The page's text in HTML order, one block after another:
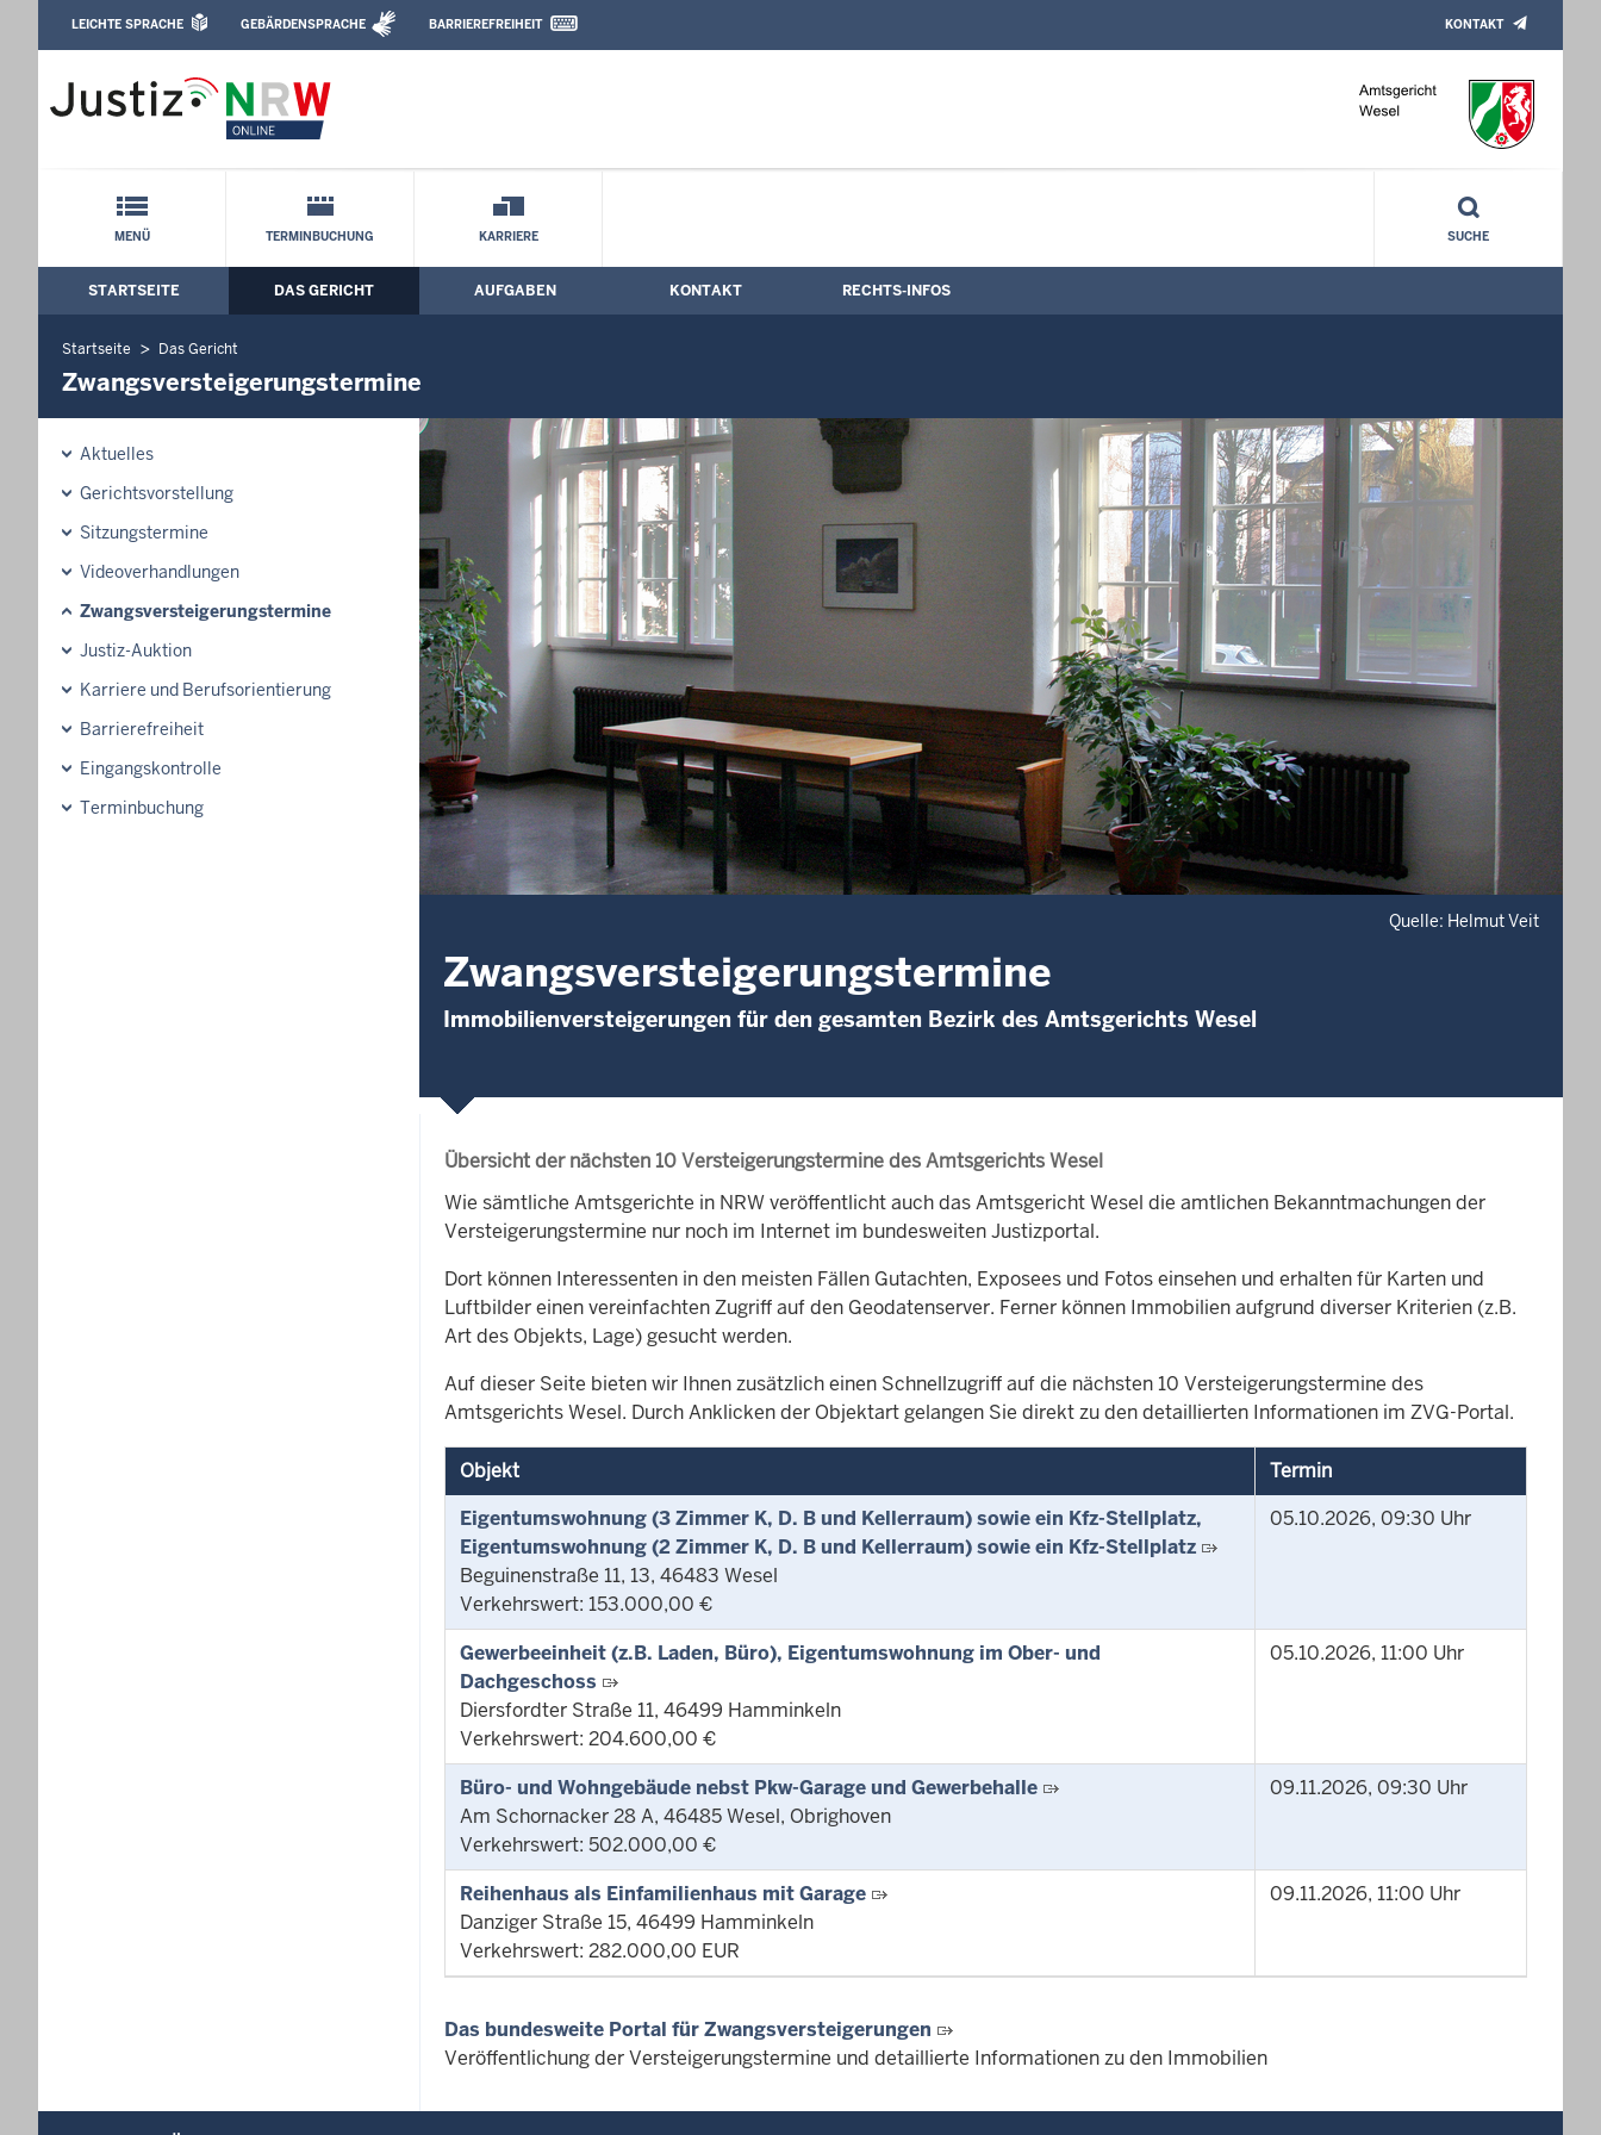
Amtsgericht Wesel: Zwangsversteigerungstermine
Leichte Sprache, Gebärdensprachenvideo und Kontaktformular
LEICHTE SPRACHE GEBÄRDENSPRACHE BARRIEREFREIHEIT KONTAKT
Schnellnavigation mit Volltext-Suche
MENÜ TERMINBUCHUNG KARRIERE SUCHE
Hauptmenü: Hauptnavigation
STARTSEITE DAS GERICHT AUFGABEN KONTAKT RECHTS-INFOS
Startseite Das Gericht
Zwangsversteigerungstermine
Aktuelles
Gerichtsvorstellung
Sitzungstermine
Videoverhandlungen
Zwangsversteigerungstermine
Justiz-Auktion
Karriere und Berufsorientierung
Barrierefreiheit
Eingangskontrolle
Terminbuchung
Quelle: Helmut Veit
Zwangsversteigerungstermine
Immobilienversteigerungen für den gesamten Bezirk des Amtsgerichts Wesel
Übersicht der nächsten 10 Versteigerungstermine des Amtsgerichts Wesel
Wie sämtliche Amtsgerichte in NRW veröffentlicht auch das Amtsgericht Wesel die amtlichen Bekanntmachungen der
Versteigerungstermine nur noch im Internet im bundesweiten Justizportal.
Dort können Interessenten in den meisten Fällen Gutachten, Exposees und Fotos einsehen und erhalten für Karten und
Luftbilder einen vereinfachten Zugriff auf den Geodatenserver. Ferner können Immobilien aufgrund diverser Kriterien (z.B.
Art des Objekts, Lage) gesucht werden.
Auf dieser Seite bieten wir Ihnen zusätzlich einen Schnellzugriff auf die nächsten 10 Versteigerungstermine des
Amtsgerichts Wesel. Durch Anklicken der Objektart gelangen Sie direkt zu den detaillierten Informationen im ZVG-Portal.
Objekt
Termin
Eigentumswohnung (3 Zimmer K, D. B und Kellerraum) sowie ein Kfz-Stellplatz,
Eigentumswohnung (2 Zimmer K, D. B und Kellerraum) sowie ein Kfz-Stellplatz
Beguinenstraße 11, 13, 46483 Wesel
Verkehrswert: 153.000,00 €
05.10.2026, 09:30 Uhr
Gewerbeeinheit (z.B. Laden, Büro), Eigentumswohnung im Ober- und
Dachgeschoss
Diersfordter Straße 11, 46499 Hamminkeln
Verkehrswert: 204.600,00 €
05.10.2026, 11:00 Uhr
Büro- und Wohngebäude nebst Pkw-Garage und Gewerbehalle
Am Schornacker 28 A, 46485 Wesel, Obrighoven
Verkehrswert: 502.000,00 €
09.11.2026, 09:30 Uhr
Reihenhaus als Einfamilienhaus mit Garage
Danziger Straße 15, 46499 Hamminkeln
Verkehrswert: 282.000,00 EUR
09.11.2026, 11:00 Uhr
Das bundesweite Portal für Zwangsversteigerungen
Veröffentlichung der Versteigerungstermine und detaillierte Informationen zu den Immobilien